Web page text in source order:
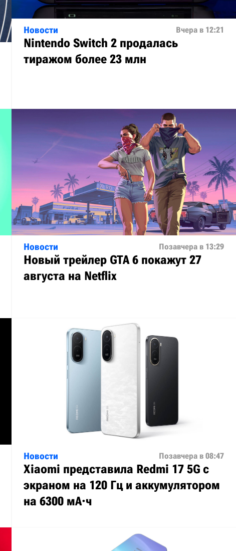
Новости Вчера в 12:21
Nintendo Switch 2 продалась
тиражом более 23 млн
Новости Позавчера в 13:29
Новый трейлер GTA 6 покажут 27
августа на Netflix
Новости Позавчера в 08:47
Xiaomi представила Redmi 17 5G с
экраном на 120 Гц и аккумулятором
на 6300 мА·ч